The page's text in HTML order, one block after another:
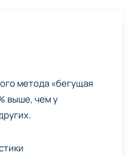
метода «бегущая
выше, чем у